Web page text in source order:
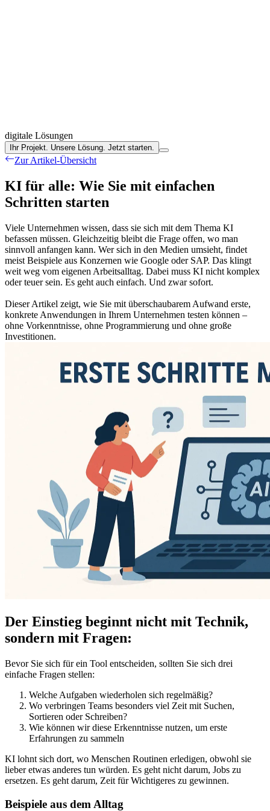
digitale Lösungen
Ihr Projekt. Unsere Lösung. Jetzt starten.
Zur Artikel-Übersicht
KI für alle: Wie Sie mit einfachen
Schritten starten
Viele Unternehmen wissen, dass sie sich mit dem Thema KI
befassen müssen. Gleichzeitig bleibt die Frage offen, wo man
sinnvoll anfangen kann. Wer sich in den Medien umsieht, findet
meist Beispiele aus Konzernen wie Google oder SAP. Das klingt
weit weg vom eigenen Arbeitsalltag. Dabei muss KI nicht komplex
oder teuer sein. Es geht auch einfach. Und zwar sofort.
Dieser Artikel zeigt, wie Sie mit überschaubarem Aufwand erste,
konkrete Anwendungen in Ihrem Unternehmen testen können –
ohne Vorkenntnisse, ohne Programmierung und ohne große
Investitionen.
Der Einstieg beginnt nicht mit Technik,
sondern mit Fragen:
Bevor Sie sich für ein Tool entscheiden, sollten Sie sich drei
einfache Fragen stellen:
Welche Aufgaben wiederholen sich regelmäßig?
Wo verbringen Teams besonders viel Zeit mit Suchen,
Sortieren oder Schreiben?
Wie können wir diese Erkenntnisse nutzen, um erste
Erfahrungen zu sammeln
KI lohnt sich dort, wo Menschen Routinen erledigen, obwohl sie
lieber etwas anderes tun würden. Es geht nicht darum, Jobs zu
ersetzen. Es geht darum, Zeit für Wichtigeres zu gewinnen.
Beispiele aus dem Alltag